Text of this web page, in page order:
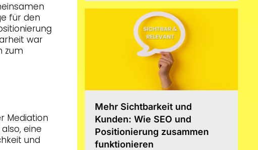
für den
war
zum
Mediation
eine
und
Mehr Sichtbarkeit und
Kunden: Wie SEO und
Positionierung zusammen
funktionieren